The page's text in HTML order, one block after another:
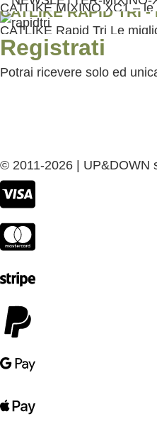
CATLIKE MIXINO XC1 –
CATLIKE RAPID TRI -
CATLIKE Rapid Tri Le
Registrati
Potrai ricevere solo ed
© 2011-2026 | UP&DOWN